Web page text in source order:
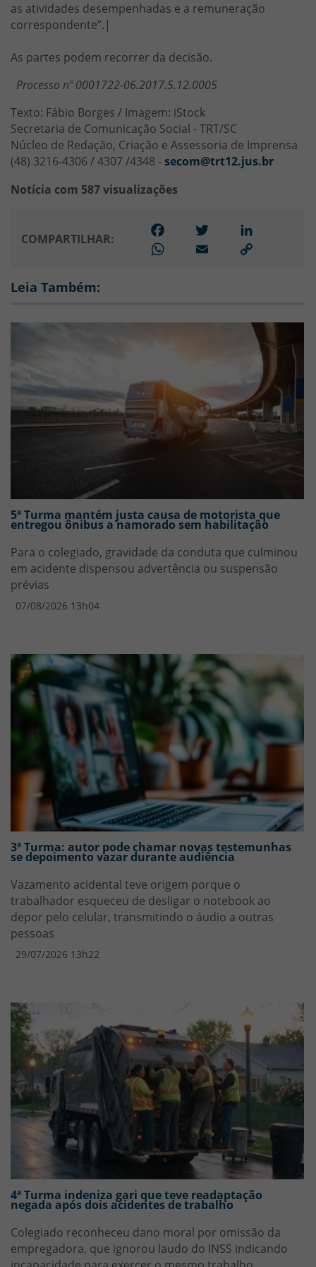
as atividades desempenhadas e a remuneração
correspondente”.|
As partes podem recorrer da decisão.
Processo nº 0001722-06.2017.5.12.0005
Texto: Fábio Borges / Imagem: iStock
Secretaria de Comunicação Social - TRT/SC
Núcleo de Redação, Criação e Assessoria de Imprensa
(48) 3216-4306 / 4307 /4348 -secom@trt12.jus.br
Notícia com 587 visualizações
COMPARTILHAR:
Facebook Twitter
WhatsApp
Leia Também:
5ª Turma mantém justa causa de motorista que
entregou ônibus a namorado sem habilitação
Para o colegiado, gravidade da conduta que culminou
em acidente dispensou advertência ou suspensão
prévias
07/08/2026 13h04
3ª Turma: autor pode chamar novas testemunhas
se depoimento vazar durante audiência
Vazamento acidental teve origem porque o
trabalhador esqueceu de desligar o notebook ao
depor pelo celular, transmitindo o áudio a outras
pessoas
29/07/2026 13h22
4ª Turma indeniza gari que teve readaptação
negada após dois acidentes de trabalho
Colegiado reconheceu dano moral por omissão da
empregadora, que ignorou laudo do INSS indicando